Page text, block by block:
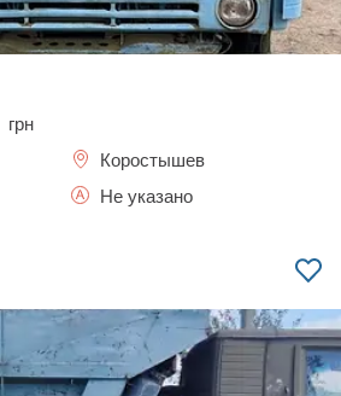
грн
Коростышев
Не указано